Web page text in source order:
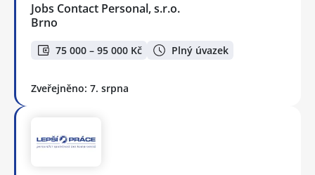
Jobs Contact Personal, s.r.o.
Brno
75 000 – 95 000 Kč Plný úvazek
Zveřejněno: 7. srpna